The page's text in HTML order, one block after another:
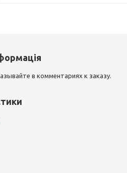
в комментариях к заказу.